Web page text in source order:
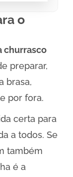
o
churrasco
preparar,
brasa,
por fora.
certa para
a todos. Se
também
é a